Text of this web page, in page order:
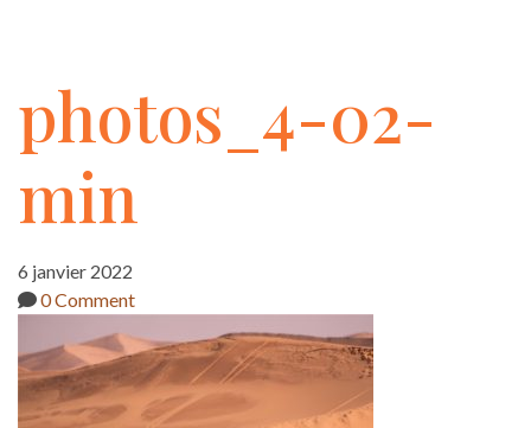
photos_4-
02-
min
photos_4-02-
min
6 janvier 2022
0 Comment